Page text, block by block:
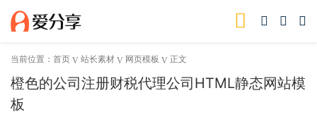
当前位置： 首页 站长素材 网页模板 正文
橙色的公司注册财税代理公司HTML静态网站模
板